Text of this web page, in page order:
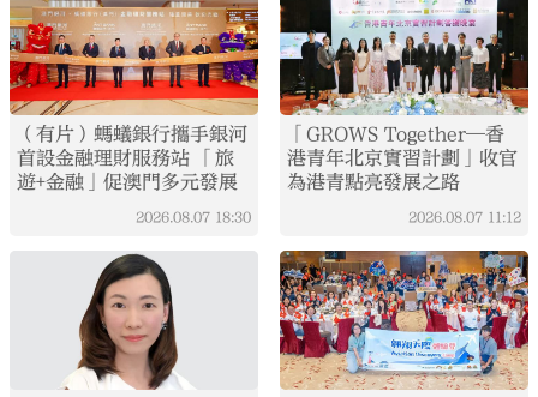
（有片）螞蟻銀行攜手銀河
首設金融理財服務站 「旅
遊+金融」促澳門多元發展
2026.08.07 18:30
「GROWS Together—香
港青年北京實習計劃」收官
為港青點亮發展之路
2026.08.07 11:12